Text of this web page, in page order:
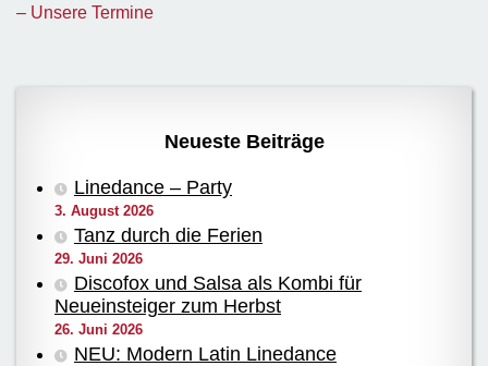
– Unsere Termine
Neueste Beiträge
Linedance – Party
3. August 2026
Tanz durch die Ferien
29. Juni 2026
Discofox und Salsa als Kombi für
Neueinsteiger zum Herbst
26. Juni 2026
NEU: Modern Latin Linedance